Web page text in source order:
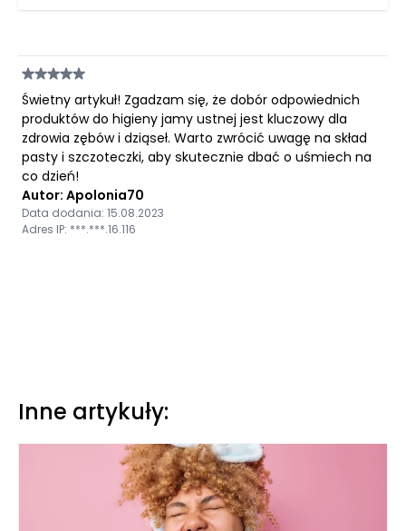
Świetny artykuł! Zgadzam się, że dobór odpowiednich
produktów do higieny jamy ustnej jest kluczowy dla
zdrowia zębów i dziąseł. Warto zwrócić uwagę na skład
pasty i szczoteczki, aby skutecznie dbać o uśmiech na
co dzień!
Autor: Apolonia70
Data dodania: 15.08.2023
Adres IP: ***.***.16.116
Inne artykuły: